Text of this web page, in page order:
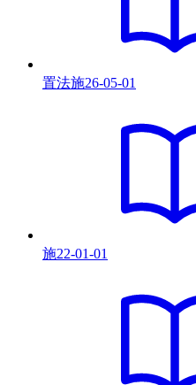
置法施26-05-01
施22-01-01